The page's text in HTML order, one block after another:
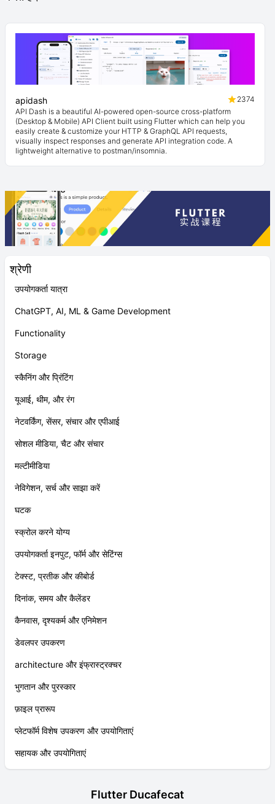
श्रेणी
उपयोगकर्ता यात्रा
ChatGPT, AI, ML & Game Development
Functionality
Storage
स्कैनिंग और प्रिंटिंग
यूआई, थीम, और रंग
नेटवर्किंग, सेंसर, संचार और एपीआई
सोशल मीडिया, चैट और संचार
मल्टीमीडिया
नेविगेशन, सर्च और साझा करें
घटक
स्क्रोल करने योग्य
उपयोगकर्ता इनपुट, फॉर्म और सेटिंग्स
टेक्स्ट, प्रतीक और कीबोर्ड
दिनांक, समय और कैलेंडर
कैनवास, दृश्यकर्म और एनिमेशन
डेवलपर उपकरण
architecture और इंफ्रास्ट्रक्चर
भुगतान और पुरस्कार
फ़ाइल प्रारूप
प्लेटफॉर्म विशेष उपकरण और उपयोगिताएं
सहायक और उपयोगिताएं
apidash
2374
API Dash is a beautiful AI-powered open-source cross-platform
(Desktop & Mobile) API Client built using Flutter which can help you
easily create & customize your HTTP & GraphQL API requests,
visually inspect responses and generate API integration code. A
lightweight alternative to postman/insomnia.
Flutter Ducafecat